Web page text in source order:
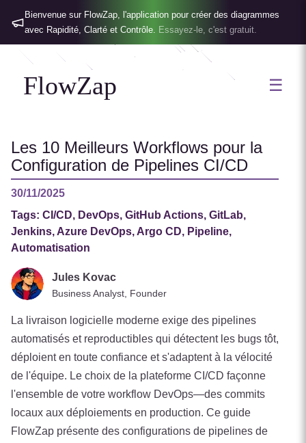
Bienvenue sur FlowZap, l'application pour créer des diagrammes
avec Rapidité, Clarté et Contrôle. Essayez-le, c'est gratuit.
FlowZap ☰
Les 10 Meilleurs Workflows pour la
Configuration de Pipelines CI/CD
30/11/2025
Tags: CI/CD, DevOps, GitHub Actions, GitLab,
Jenkins, Azure DevOps, Argo CD, Pipeline,
Automatisation
Jules Kovac
Business Analyst, Founder
La livraison logicielle moderne exige des pipelines
automatisés et reproductibles qui détectent les bugs tôt,
déploient en toute confiance et s'adaptent à la vélocité
de l'équipe. Le choix de la plateforme CI/CD façonne
l'ensemble de votre workflow DevOps—des commits
locaux aux déploiements en production. Ce guide
FlowZap présente des configurations de pipelines de